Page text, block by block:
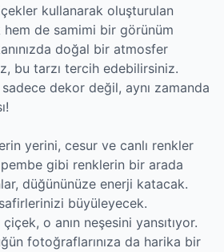
kullanarak oluşturulan
hem de samimi bir görünüm
doğal bir atmosfer
bu tarzı tercih edebilirsiniz.
dekor değil, aynı zamanda
yerini, cesur ve canlı renkler
gibi renklerin bir arada
düğününüze enerji katacak.
büyüleyecek.
o anın neşesini yansıtıyor.
fotoğraflarınıza da harika bir